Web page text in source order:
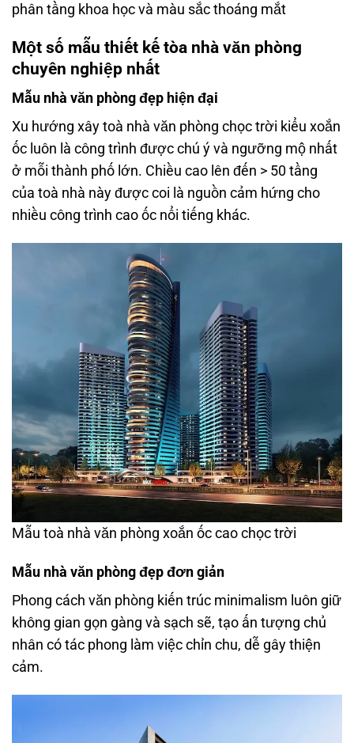
phân tầng khoa học và màu sắc thoáng mắt
Một số mẫu thiết kế tòa nhà văn phòng
chuyên nghiệp nhất
Mẫu nhà văn phòng đẹp hiện đại
Xu hướng xây toà nhà văn phòng chọc trời kiểu xoắn
ốc luôn là công trình được chú ý và ngưỡng mộ nhất
ở mỗi thành phố lớn. Chiều cao lên đến > 50 tầng
của toà nhà này được coi là nguồn cảm hứng cho
nhiều công trình cao ốc nổi tiếng khác.
Mẫu toà nhà văn phòng xoắn ốc cao chọc trời
Mẫu nhà văn phòng đẹp đơn giản
Phong cách văn phòng kiến trúc minimalism luôn giữ
không gian gọn gàng và sạch sẽ, tạo ấn tượng chủ
nhân có tác phong làm việc chỉn chu, dễ gây thiện
cảm.